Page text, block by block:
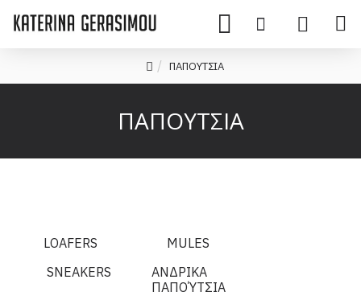
ΠΑΠΟΥΤΣΙΑ
ΠΑΠΟΥΤΣΙΑ
LOAFERS
MULES
SNEAKERS
ΑΝΔΡΙΚΑ
ΠΑΠΟΎΤΣΙΑ